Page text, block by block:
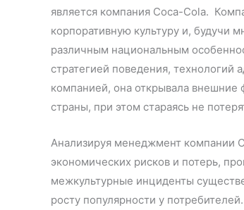
является компания Coca-Cola.
корпоративную культуру и, будучи
различным национальным
стратегией поведения,
компанией, она открывала внешние
страны, при этом стараясь не
Анализируя менеджмент компании
экономических рисков и потерь,
межкультурные инциденты
росту популярности у